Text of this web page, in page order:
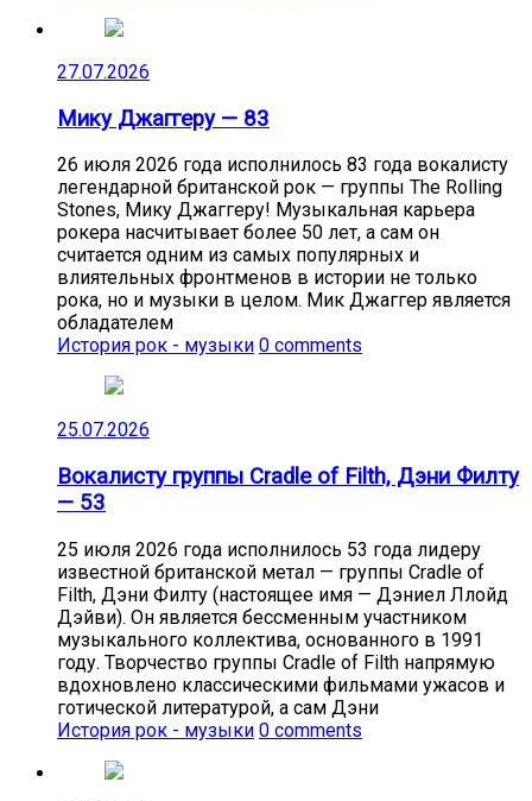
27.07.2026
Мику Джаггеру — 83
26 июля 2026 года исполнилось 83 года вокалисту
легендарной британской рок — группы The Rolling
Stones, Мику Джаггеру! Музыкальная карьера
рокера насчитывает более 50 лет, а сам он
считается одним из самых популярных и
влиятельных фронтменов в истории не только
рока, но и музыки в целом. Мик Джаггер является
обладателем
История рок - музыки 0 comments
25.07.2026
Вокалисту группы Cradle of Filth, Дэни Филту
— 53
25 июля 2026 года исполнилось 53 года лидеру
известной британской метал — группы Cradle of
Filth, Дэни Филту (настоящее имя — Дэниел Ллойд
Дэйви). Он является бессменным участником
музыкального коллектива, основанного в 1991
году. Творчество группы Cradle of Filth напрямую
вдохновлено классическими фильмами ужасов и
готической литературой, а сам Дэни
История рок - музыки 0 comments